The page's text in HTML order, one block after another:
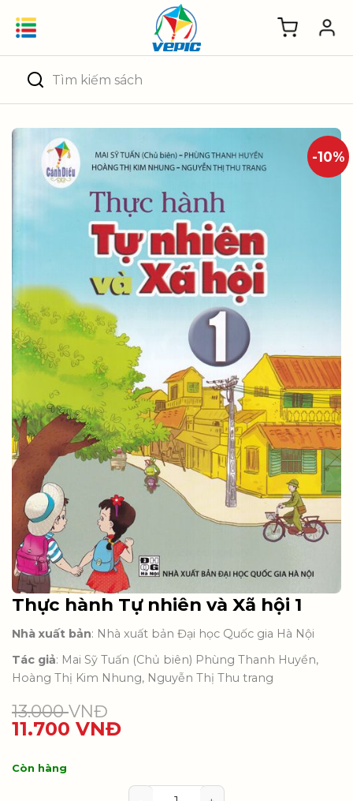
Tìm
kiếm:
-10%
Thực hành Tự nhiên và Xã hội 1
Nhà xuất bản: Nhà xuất bản Đại học Quốc gia Hà Nội
Tác giả: Mai Sỹ Tuấn (Chủ biên) Phùng Thanh Huyền,
Hoàng Thị Kim Nhung, Nguyễn Thị Thu trang
13.000VNĐ
11.700 VNĐ
Còn hàng
Thực hành Tự nhiên và Xã hội 1